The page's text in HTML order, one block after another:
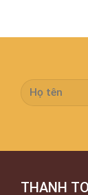
THANH